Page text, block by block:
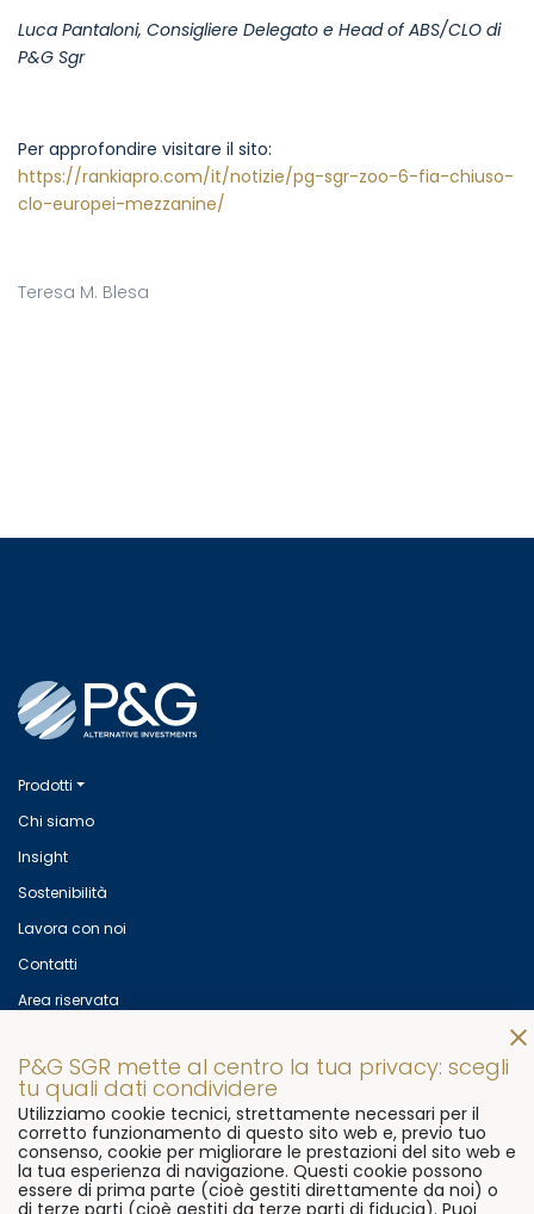
Luca Pantaloni, Consigliere Delegato e Head of ABS/CLO di
P&G Sgr
Per approfondire visitare il sito:
https://rankiapro.com/it/notizie/pg-sgr-zoo-6-fia-chiuso-
clo-europei-mezzanine/
Teresa M. Blesa
Prodotti
Chi siamo
Insight
Sostenibilità
Lavora con noi
Contatti
Area riservata
© 2026 P&G SGR s.p.a Via Flaminia, 491 00191 Rome, Italy
P.Iva 07906081000
Ph.+39 06 3322 7611 Fax.+39 06 9296 3511
P&G SGR mette al centro la tua privacy: scegli
tu quali dati condividere
Utilizziamo cookie tecnici, strettamente necessari per il
corretto funzionamento di questo sito web e, previo tuo
consenso, cookie per migliorare le prestazioni del sito web e
la tua esperienza di navigazione. Questi cookie possono
essere di prima parte (cioè gestiti direttamente da noi) o
di terze parti (cioè gestiti da terze parti di fiducia). Puoi